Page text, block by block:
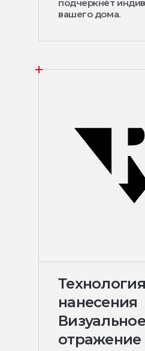
подчеркнёт
вашего дома.
Технология
нанесения
Визуальное
отражение